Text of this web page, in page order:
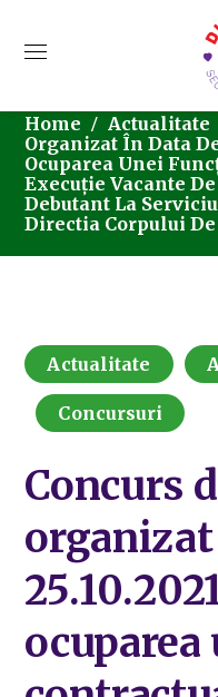
Home Actualitate
Organizat În Data
Ocuparea Unei
Execuție Vacante
Debutant La
Directia Corpului
Actualitate
Concursuri
Concurs